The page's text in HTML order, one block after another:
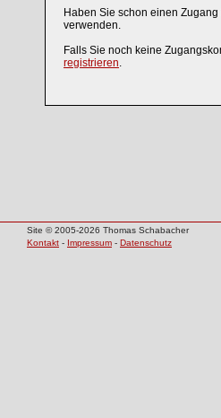
Haben Sie schon einen Zugang
verwenden.
Falls Sie noch keine
registrieren.
Site © 2005-2026 Thomas Schabacher
Kontakt - Impressum - Datenschutz